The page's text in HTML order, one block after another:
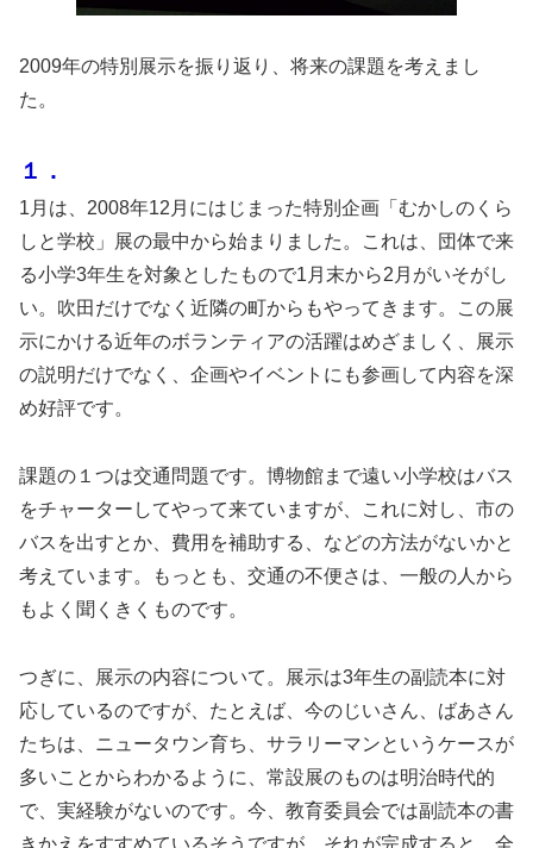
2009年の特別展示を振り返り、将来の課題を考えまし
た。
１．
1月は、2008年12月にはじまった特別企画「むかしのくら
しと学校」展の最中から始まりました。これは、団体で来
る小学3年生を対象としたもので1月末から2月がいそがし
い。吹田だけでなく近隣の町からもやってきます。この展
示にかける近年のボランティアの活躍はめざましく、展示
の説明だけでなく、企画やイベントにも参画して内容を深
め好評です。
課題の１つは交通問題です。博物館まで遠い小学校はバス
をチャーターしてやって来ていますが、これに対し、市の
バスを出すとか、費用を補助する、などの方法がないかと
考えています。もっとも、交通の不便さは、一般の人から
もよく聞くきくものです。
つぎに、展示の内容について。展示は3年生の副読本に対
応しているのですが、たとえば、今のじいさん、ばあさん
たちは、ニュータウン育ち、サラリーマンというケースが
多いことからわかるように、常設展のものは明治時代的
で、実経験がないのです。今、教育委員会では副読本の書
きかえをすすめているそうですが、それが完成すると、全